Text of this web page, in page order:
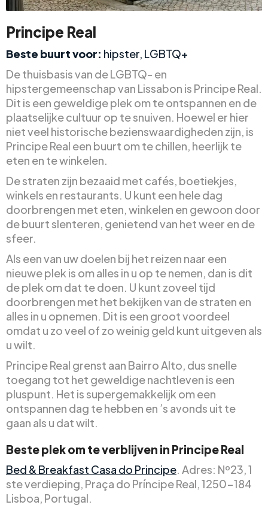
Principe Real
Beste buurt voor: hipster, LGBTQ+
De thuisbasis van de LGBTQ- en
hipstergemeenschap van Lissabon is Principe Real.
Dit is een geweldige plek om te ontspannen en de
plaatselijke cultuur op te snuiven. Hoewel er hier
niet veel historische bezienswaardigheden zijn, is
Principe Real een buurt om te chillen, heerlijk te
eten en te winkelen.
De straten zijn bezaaid met cafés, boetiekjes,
winkels en restaurants. U kunt een hele dag
doorbrengen met eten, winkelen en gewoon door
de buurt slenteren, genietend van het weer en de
sfeer.
Als een van uw doelen bij het reizen naar een
nieuwe plek is om alles in u op te nemen, dan is dit
de plek om dat te doen. U kunt zoveel tijd
doorbrengen met het bekijken van de straten en
alles in u opnemen. Dit is een groot voordeel
omdat u zo veel of zo weinig geld kunt uitgeven als
u wilt.
Principe Real grenst aan Bairro Alto, dus snelle
toegang tot het geweldige nachtleven is een
pluspunt. Het is supergemakkelijk om een
ontspannen dag te hebben en ’s avonds uit te
gaan als u dat wilt.
Beste plek om te verblijven in Principe Real
Bed & Breakfast Casa do Principe. Adres: Nº23, 1
ste verdieping, Praça do Príncipe Real, 1250-184
Lisboa, Portugal.